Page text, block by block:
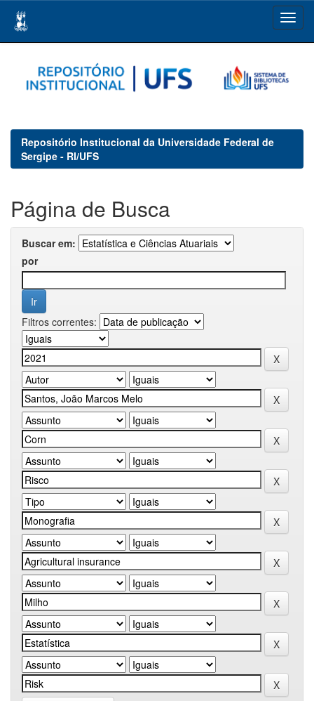
navigation
Repositório Institucional da Universidade Federal de
Sergipe - RI/UFS
Página de Busca
Buscar em:
por
Filtros correntes: